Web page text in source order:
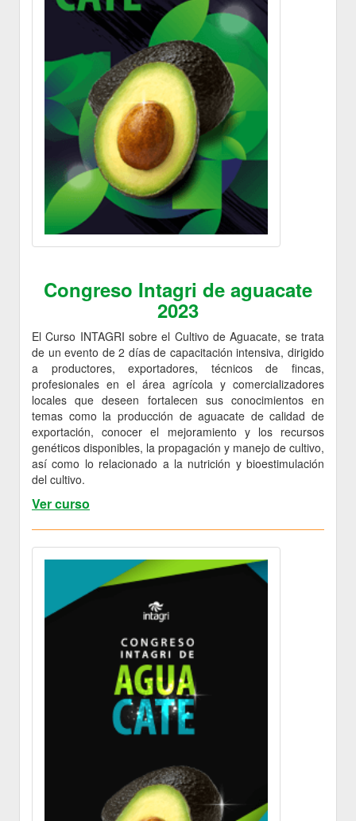
Congreso Intagri de aguacate
2023
El Curso INTAGRI sobre el Cultivo de Aguacate, se trata
de un evento de 2 días de capacitación intensiva, dirigido
a productores, exportadores, técnicos de fincas,
profesionales en el área agrícola y comercializadores
locales que deseen fortalecen sus conocimientos en
temas como la producción de aguacate de calidad de
exportación, conocer el mejoramiento y los recursos
genéticos disponibles, la propagación y manejo de cultivo,
así como lo relacionado a la nutrición y bioestimulación
del cultivo.
Ver curso